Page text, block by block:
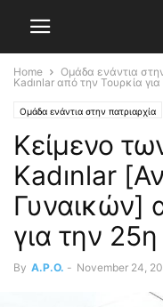
Home Ομάδα ενάντια
Kadınlar από την Τουρκία
Ομάδα ενάντια στην πατριαρχία
Κείμενο
Kadınlar
Γυναικών]
για την
By A.P.O. - November 24,